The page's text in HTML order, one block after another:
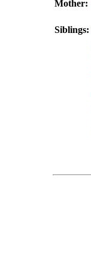
Mother:
Siblings: